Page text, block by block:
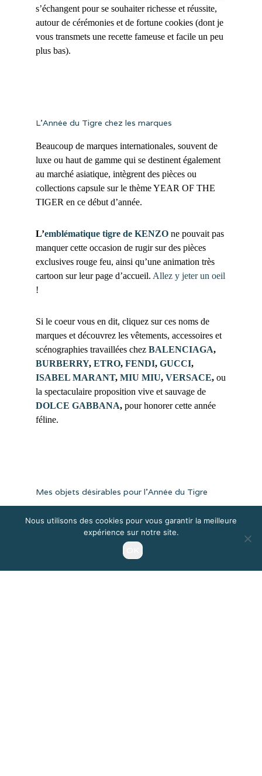
s’échangent pour se souhaiter richesse et réussite,
autour de cérémonies et de fortune cookies (dont je
vous transmets une recette fameuse et facile un peu
plus bas).
L’Année du Tigre chez les marques
Beaucoup de marques internationales, souvent de
luxe ou haut de gamme qui se destinent également
au marché asiatique, intègrent des pièces ou
collections capsule sur le thème YEAR OF THE
TIGER en ce début d’année.
L’emblématique tigre de KENZO ne pouvait pas
manquer cette occasion de rugir sur des pièces
exclusives rouge feu, ainsi qu’une animation très
cartoon sur leur page d’accueil. Allez y jeter un oeil
!
Si le coeur vous en dit, cliquez sur ces noms de
marques et découvrez les vêtements, accessoires et
scénographies travaillées chez BALENCIAGA,
BURBERRY, ETRO, FENDI, GUCCI,
ISABEL MARANT, MIU MIU, VERSACE,ou
la spectaculaire proposition vive et sauvage de
DOLCE GABBANA,pour honorer cette année
féline.
Mes objets désirables pour l’Année du Tigre
rester dans le flow de cette énergie lunaire du Tigre
Nous utilisons des cookies pour vous garantir la meilleure
expérience sur notre site.